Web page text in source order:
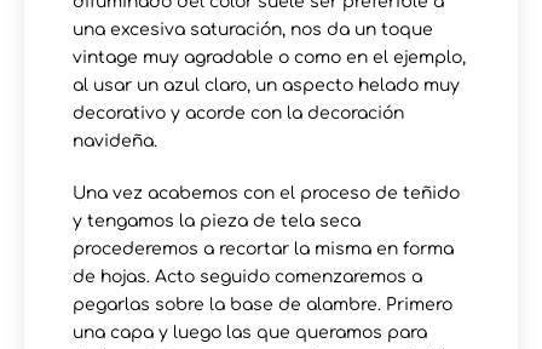
una excesiva saturación, nos da un toque
vintage muy agradable o como en el ejemplo,
al usar un azul claro, un aspecto helado muy
decorativo y acorde con la decoración
navideña.
Una vez acabemos con el proceso de teñido
y tengamos la pieza de tela seca
procederemos a recortar la misma en forma
de hojas. Acto seguido comenzaremos a
pegarlas sobre la base de alambre. Primero
una capa y luego las que queramos para